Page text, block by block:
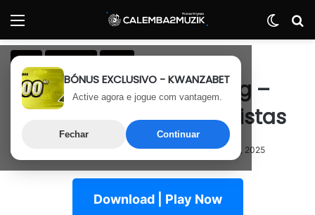
Menu
BÓNUS EXCLUSIVO - KWANZABET
Active agora e jogue com vantagem.
Fechar Continuar
Rap Semanal Trap
Lubeny Ônix x Bruno King –
Pouca Oração e Conquistas
Última atualização: 17 de Outubro, 2025
Download | Play Now